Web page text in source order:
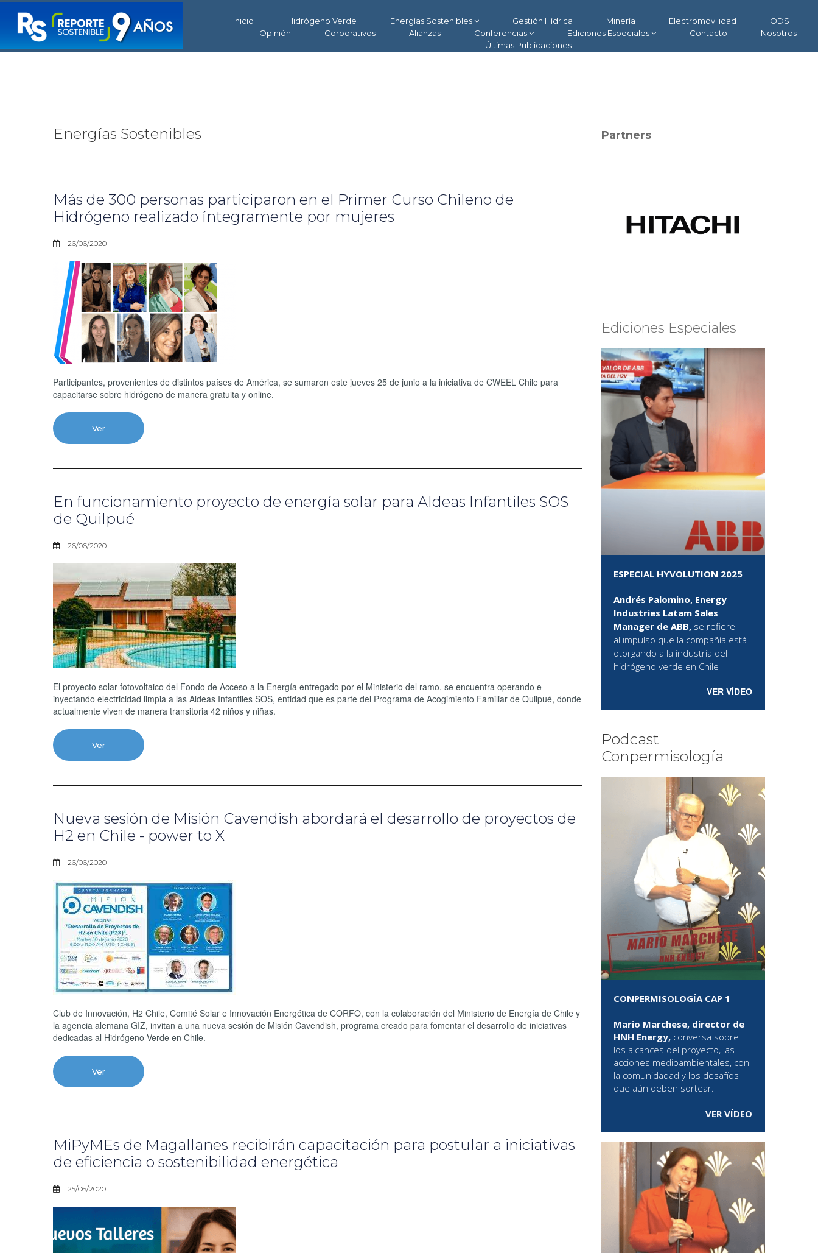
Inicio Hidrógeno Verde Energías Sostenibles Gestión Hídrica Minería Electromovilidad
ODS
Opinión
Corporativos Alianzas Conferencias Ediciones Especiales Contacto
Nosotros
Últimas Publicaciones
Energías Sostenibles
Más de 300 personas participaron en el Primer Curso Chileno de
Hidrógeno realizado íntegramente por mujeres
26/06/2020
Participantes, provenientes de distintos países de América, se sumaron este jueves 25 de junio a la iniciativa de CWEEL Chile para
capacitarse sobre hidrógeno de manera gratuita y online.
Ver
En funcionamiento proyecto de energía solar para Aldeas Infantiles SOS
de Quilpué
26/06/2020
El proyecto solar fotovoltaico del Fondo de Acceso a la Energía entregado por el Ministerio del ramo, se encuentra operando e
inyectando electricidad limpia a las Aldeas Infantiles SOS, entidad que es parte del Programa de Acogimiento Familiar de Quilpué, donde
actualmente viven de manera transitoria 42 niños y niñas.
Ver
Nueva sesión de Misión Cavendish abordará el desarrollo de proyectos de
H2 en Chile - power to X
26/06/2020
Club de Innovación, H2 Chile, Comité Solar e Innovación Energética de CORFO, con la colaboración del Ministerio de Energía de Chile y
la agencia alemana GIZ, invitan a una nueva sesión de Misión Cavendish, programa creado para fomentar el desarrollo de iniciativas
dedicadas al Hidrógeno Verde en Chile.
Ver
MiPyMEs de Magallanes recibirán capacitación para postular a iniciativas
de eficiencia o sostenibilidad energética
25/06/2020
Partners
Ediciones Especiales
ESPECIAL HYVOLUTION 2025
Andrés Palomino, Energy
Industries Latam Sales
Manager de ABB, se refiere
al impulso que la compañía está
otorgando a la industria del
hidrógeno verde en Chile
VER VÍDEO
Podcast
Conpermisología
CONPERMISOLOGÍA CAP 1
Mario Marchese, director de
HNH Energy, conversa sobre
los alcances del proyecto, las
acciones medioambientales, con
la comunidadad y los desafíos
que aún deben sortear.
VER VÍDEO